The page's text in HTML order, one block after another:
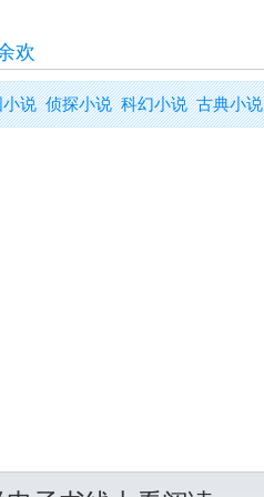
欢
说 侦探小说 科幻小说 古典小说